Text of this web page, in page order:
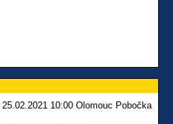
25.02.2021 10:00 Olomouc Pobočka